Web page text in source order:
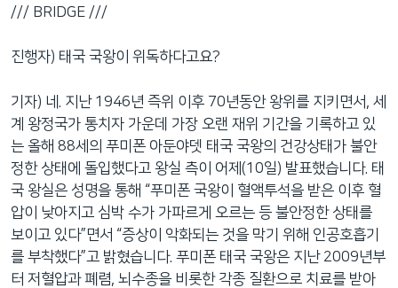
/// BRIDGE ///
진행자) 태국 국왕이 위독하다고요?
기자) 네. 지난 1946년 즉위 이후 70년동안 왕위를 지키면서, 세
계 왕정국가 통치자 가운데 가장 오랜 재위 기간을 기록하고 있
는 올해 88세의 푸미폰 아둔야뎃 태국 국왕의 건강상태가 불안
정한 상태에 돌입했다고 왕실 측이 어제(10일) 발표했습니다. 태
국 왕실은 성명을 통해 “푸미폰 국왕이 혈액투석을 받은 이후 혈
압이 낮아지고 심박 수가 가파르게 오르는 등 불안정한 상태를
보이고 있다”면서 “증상이 악화되는 것을 막기 위해 인공호흡기
를 부착했다”고 밝혔습니다. 푸미폰 태국 국왕은 지난 2009년부
터 저혈압과 폐렴, 뇌수종을 비롯한 각종 질환으로 치료를 받아